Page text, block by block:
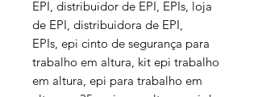
EPI, distribuidor de EPI, EPIs, loja
de EPI, distribuidora de EPI,
EPIs, epi cinto de segurança para
trabalho em altura, kit epi trabalho
em altura, epi para trabalho em